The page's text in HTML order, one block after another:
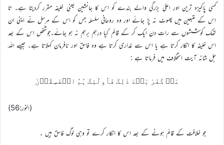
کسی پاکیزه ترین اور اعلیٰ بزرگی والے بندے کو اس کا جانشین یعنی خلیفه مقرر کردیتا ہے۔ تا
اس کے متبعین میں پھوٹ نہ پڑ جائے اور وہ روحانی سلسلہ جس کو اس کے مرسل نے اپنی ان
تھک کوششوں سے رات دن ایک کر کے قائم کیا درہم برہم نہ ہو جائے۔جوشخص اس کے بعد
اس خلیفہ کا انکار کرتا ہے یا اس سے غداری کرتا ہے وہ فاسق اور نافرمان کہلاتا ہے۔ جیسے اللہ
جل شانہ آیت استخلاف میں فرماتا ہے :
مَنۡ کَفَرَ بَعۡدَ ذٰلِکَ فَاُولٰٓئِکَ ہُمُ الۡفٰسِقُوۡنَ
(النور:56)
جو خلافت کے قائم ہونے کے بعد اس کا انکار کرے تو وہی لوگ فاسق ہیں ۔